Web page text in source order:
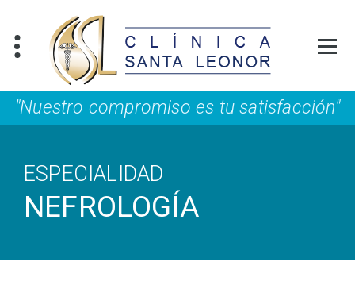
"Nuestro compromiso es tu satisfacción"
ESPECIALIDAD
NEFROLOGÍA